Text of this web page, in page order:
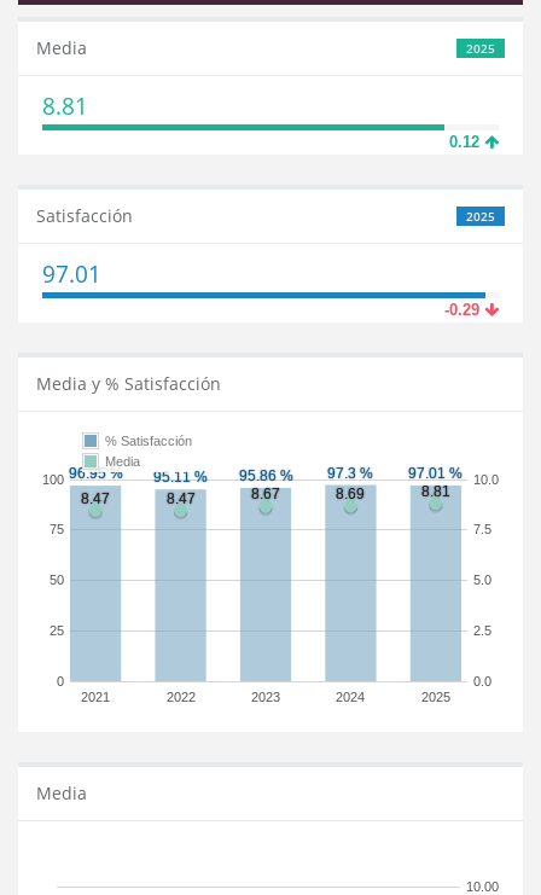
2025
Media
8.81
0.12
2025
Satisfacción
97.01
-0.29
Media y % Satisfacción
2021 2022 2023 2024 2025
0
25
50
75
100
0.0
2.5
5.0
7.5
10.0
% Satisfacción
Media
Media
10.00